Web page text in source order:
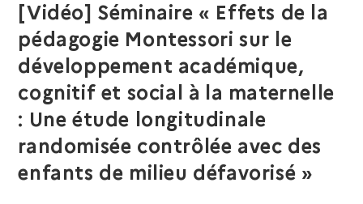
[Vidéo] Séminaire « Effets de la
pédagogie Montessori sur le
développement académique,
cognitif et social à la maternelle
: Une étude longitudinale
randomisée contrôlée avec des
enfants de milieu défavorisé »